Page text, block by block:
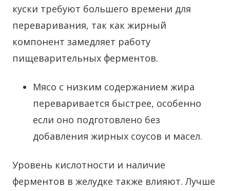
куски требуют большего времени для
переваривания, так как жирный
компонент замедляет работу
пищеварительных ферментов.
Мясо с низким содержанием жира
переваривается быстрее, особенно
если оно подготовлено без
добавления жирных соусов и масел.
Уровень кислотности и наличие
ферментов в желудке также влияют. Лучше